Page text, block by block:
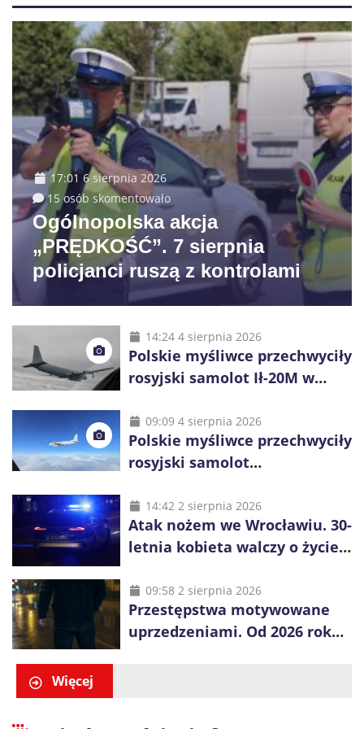
17:01 6 sierpnia 2026
15 osób skomentowało
Ogólnopolska akcja
„PRĘDKOŚĆ”. 7 sierpnia
policjanci ruszą z kontrolami
14:24 4 sierpnia 2026
Polskie myśliwce przechwyciły
rosyjski samolot Ił-20M w
09:09 4 sierpnia 2026
Polskie myśliwce przechwyciły
rosyjski samolot
14:42 2 sierpnia 2026
Atak nożem we Wrocławiu. 30-
letnia kobieta walczy o życie,
obywatela Ukrainy
09:58 2 sierpnia 2026
Przestępstwa motywowane
uprzedzeniami. Od 2026 roku
Więcej